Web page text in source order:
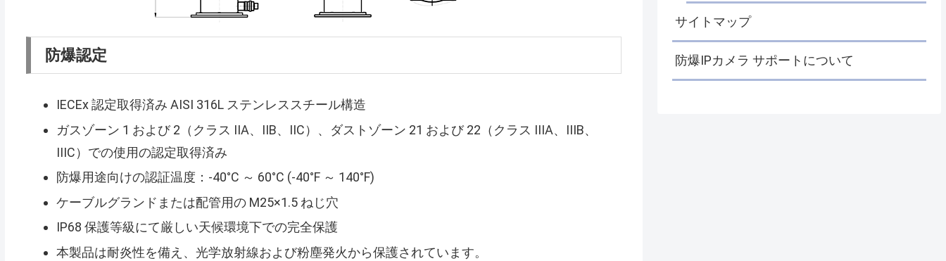
防爆認定
IECEx 認定取得済み AISI 316L ステンレススチール構造
ガスゾーン 1 および 2（クラス IIA、IIB、IIC）、ダストゾーン 21 および 22（クラス IIIA、IIIB、
IIIC）での使用の認定取得済み
防爆用途向けの認証温度：-40°C ～ 60°C (-40°F ～ 140°F)
ケーブルグランドまたは配管用の M25×1.5 ねじ穴
IP68 保護等級にて厳しい天候環境下での完全保護
本製品は耐炎性を備え、光学放射線および粉塵発火から保護されています。
サイトマップ
防爆IPカメラ サポートについて